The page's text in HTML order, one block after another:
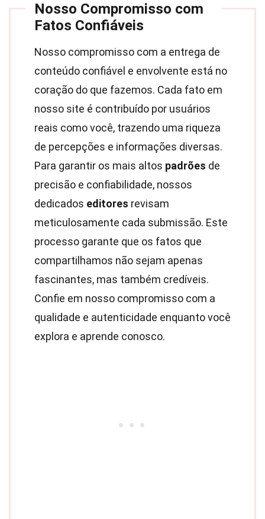
Nosso Compromisso com
Fatos Confiáveis
Nosso compromisso com a entrega de
conteúdo confiável e envolvente está no
coração do que fazemos. Cada fato em
nosso site é contribuído por usuários
reais como você, trazendo uma riqueza
de percepções e informações diversas.
Para garantir os mais altos padrões de
precisão e confiabilidade, nossos
dedicados editores revisam
meticulosamente cada submissão. Este
processo garante que os fatos que
compartilhamos não sejam apenas
fascinantes, mas também credíveis.
Confie em nosso compromisso com a
qualidade e autenticidade enquanto você
explora e aprende conosco.